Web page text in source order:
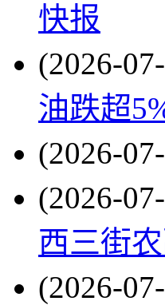
快报
(2026-
油跌超
(2026-
(2026-
西三街
(2026-